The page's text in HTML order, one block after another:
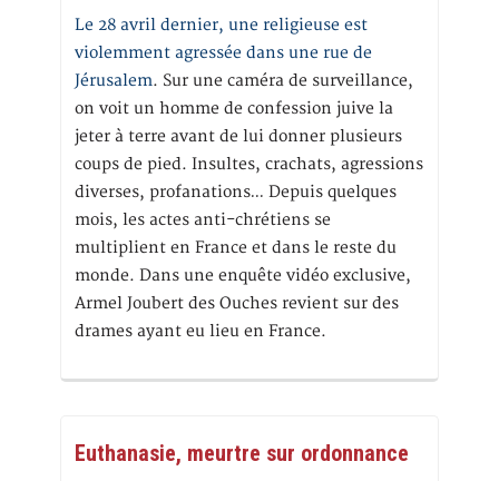
Le 28 avril dernier, une religieuse est
violemment agressée dans une rue de
Jérusalem. Sur une caméra de surveillance,
on voit un homme de confession juive la
jeter à terre avant de lui donner plusieurs
coups de pied. Insultes, crachats, agressions
diverses, profanations… Depuis quelques
mois, les actes anti-chrétiens se
multiplient en France et dans le reste du
monde. Dans une enquête vidéo exclusive,
Armel Joubert des Ouches revient sur des
drames ayant eu lieu en France.
Euthanasie, meurtre sur ordonnance